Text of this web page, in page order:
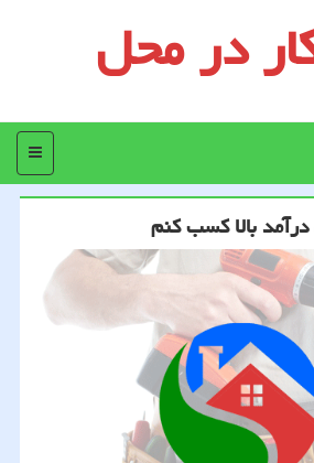
در محل
منو
بالا كسب كنم